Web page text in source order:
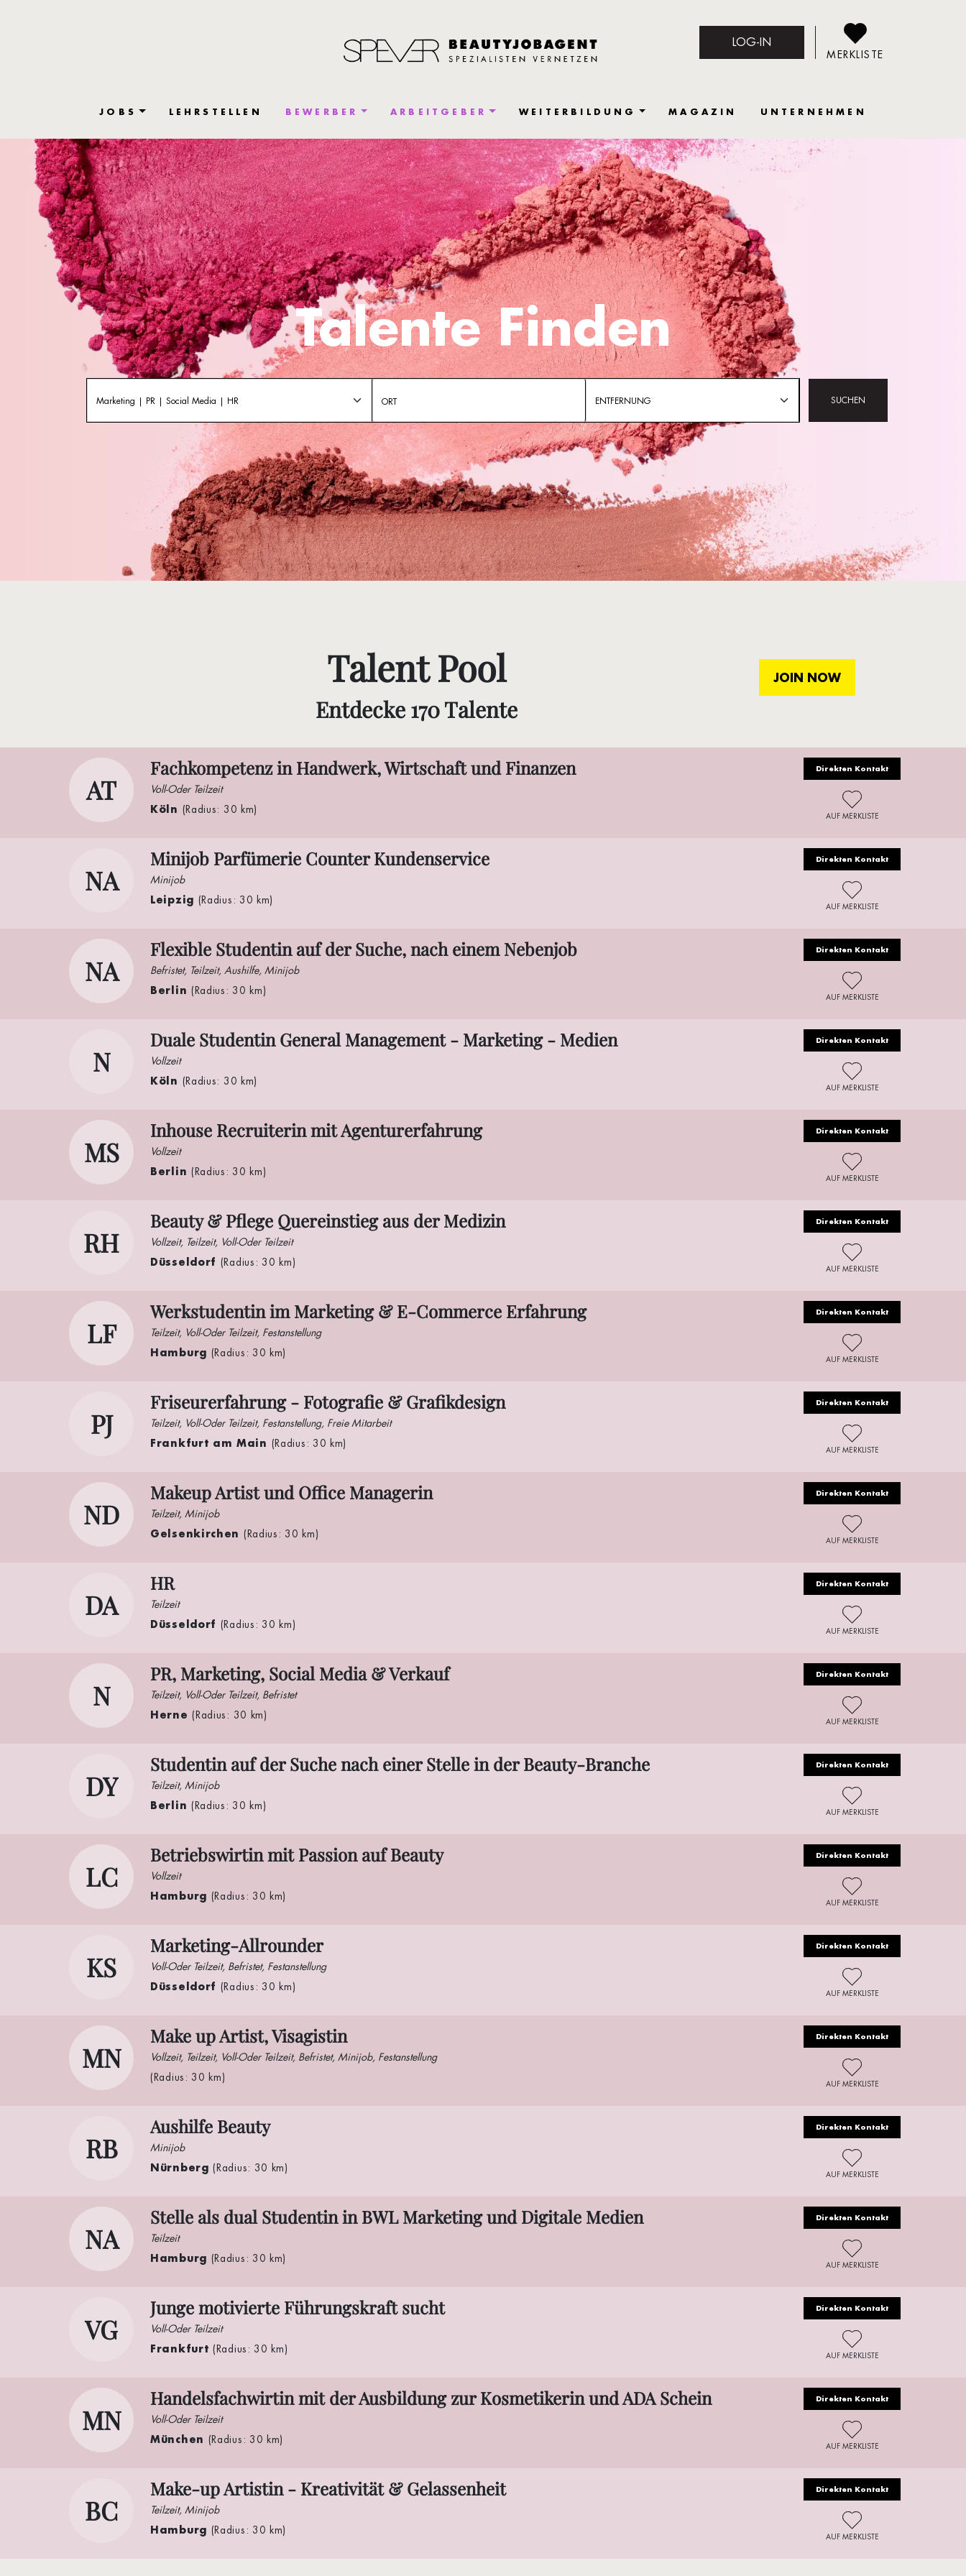
LOG-IN
MERKLISTE
JOBS LEHRSTELLEN BEWERBER ARBEITGEBER WEITERBILDUNG MAGAZIN UNTERNEHMEN
Talente Finden
Marketing | PR | Social Media | HR ENTFERNUNG SUCHEN
Talent Pool
Entdecke 170 Talente
JOIN NOW
AT
Fachkompetenz in Handwerk, Wirtschaft und Finanzen
Voll-Oder Teilzeit
Köln (Radius: 30 km)
Direkten Kontakt
AUF MERKLISTE
NA
Minijob Parfümerie Counter Kundenservice
Minijob
Leipzig (Radius: 30 km)
Direkten Kontakt
AUF MERKLISTE
NA
Flexible Studentin auf der Suche, nach einem Nebenjob
Befristet, Teilzeit, Aushilfe, Minijob
Berlin (Radius: 30 km)
Direkten Kontakt
AUF MERKLISTE
N
Duale Studentin General Management - Marketing - Medien
Vollzeit
Köln (Radius: 30 km)
Direkten Kontakt
AUF MERKLISTE
MS
Inhouse Recruiterin mit Agenturerfahrung
Vollzeit
Berlin (Radius: 30 km)
Direkten Kontakt
AUF MERKLISTE
RH
Beauty & Pflege Quereinstieg aus der Medizin
Vollzeit, Teilzeit, Voll-Oder Teilzeit
Düsseldorf (Radius: 30 km)
Direkten Kontakt
AUF MERKLISTE
LF
Werkstudentin im Marketing & E-Commerce Erfahrung
Teilzeit, Voll-Oder Teilzeit, Festanstellung
Hamburg (Radius: 30 km)
Direkten Kontakt
AUF MERKLISTE
PJ
Friseurerfahrung - Fotografie & Grafikdesign
Teilzeit, Voll-Oder Teilzeit, Festanstellung, Freie Mitarbeit
Frankfurt am Main (Radius: 30 km)
Direkten Kontakt
AUF MERKLISTE
ND
Makeup Artist und Office Managerin
Teilzeit, Minijob
Gelsenkirchen (Radius: 30 km)
Direkten Kontakt
AUF MERKLISTE
DA
HR
Teilzeit
Düsseldorf (Radius: 30 km)
Direkten Kontakt
AUF MERKLISTE
N
PR, Marketing, Social Media & Verkauf
Teilzeit, Voll-Oder Teilzeit, Befristet
Herne(Radius: 30 km)
Direkten Kontakt
AUF MERKLISTE
DY
Studentin auf der Suche nach einer Stelle in der Beauty-Branche
Teilzeit, Minijob
Berlin (Radius: 30 km)
Direkten Kontakt
AUF MERKLISTE
LC
Betriebswirtin mit Passion auf Beauty
Vollzeit
Hamburg (Radius: 30 km)
Direkten Kontakt
AUF MERKLISTE
KS
Marketing-Allrounder
Voll-Oder Teilzeit, Befristet, Festanstellung
Düsseldorf (Radius: 30 km)
Direkten Kontakt
AUF MERKLISTE
MN
Make up Artist, Visagistin
Vollzeit, Teilzeit, Voll-Oder Teilzeit, Befristet, Minijob, Festanstellung
(Radius: 30 km)
Direkten Kontakt
AUF MERKLISTE
RB
Aushilfe Beauty
Minijob
Nürnberg(Radius: 30 km)
Direkten Kontakt
AUF MERKLISTE
NA
Stelle als dual Studentin in BWL Marketing und Digitale Medien
Teilzeit
Hamburg (Radius: 30 km)
Direkten Kontakt
AUF MERKLISTE
VG
Junge motivierte Führungskraft sucht
Voll-Oder Teilzeit
Frankfurt (Radius: 30 km)
Direkten Kontakt
AUF MERKLISTE
MN
Handelsfachwirtin mit der Ausbildung zur Kosmetikerin und ADA Schein
Voll-Oder Teilzeit
München (Radius: 30 km)
Direkten Kontakt
AUF MERKLISTE
BC
Make-up Artistin - Kreativität & Gelassenheit
Teilzeit, Minijob
Hamburg (Radius: 30 km)
Direkten Kontakt
AUF MERKLISTE